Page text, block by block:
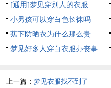
[通用]梦见穿别人的衣服
小男孩可以穿白色长袜吗
蕉下防晒衣为什么那么贵
梦见好多人穿白衣服办丧事
上一篇：梦见衣服找不到了